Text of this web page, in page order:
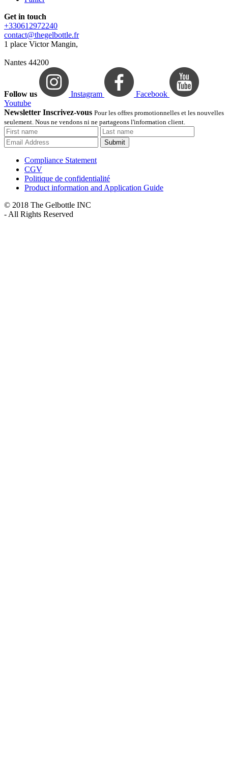
Get in touch
+330612972240
contact@thegelbottle.fr
1 place Victor Mangin,
Nantes 44200
Follow us Instagram
Facebook
Youtube
Newsletter Inscrivez-vous Pour les offres promotionnelles et les nouvelles
seulement. Nous ne vendons ni ne partageons l'information client.
Submit
Compliance Statement
CGV
Politique de confidentialité
Product information and Application Guide
© 2018 The Gelbottle INC
- All Rights Reserved